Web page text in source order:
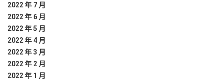
2022 年 7 月
2022 年 6 月
2022 年 5 月
2022 年 4 月
2022 年 3 月
2022 年 2 月
2022 年 1 月